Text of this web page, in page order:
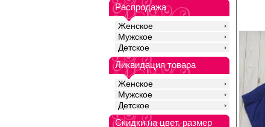
Распродажа
Женское
Мужское
Детское
Ликвидация товара
Женское
Мужское
Детское
Скидки на цвет, размер
Эластан 5%